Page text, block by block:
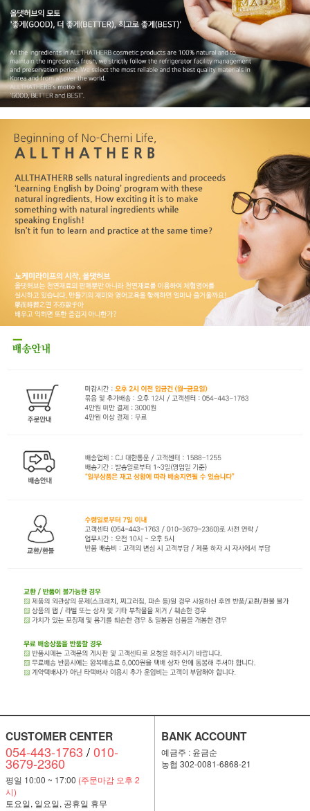
CUSTOMER CENTER
054-443-1763 /010-
3679-2360
평일 10:00 ~ 17:00 (주문마감 오후 2
시)
토요일, 일요일, 공휴일 휴무
BANK ACCOUNT
예금주 : 윤금순
농협 302-0081-6868-21